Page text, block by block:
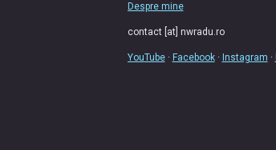
Despre mine
contact [at] nwradu.ro
YouTube· Facebook· Instagram ·